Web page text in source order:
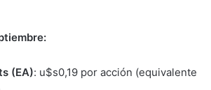
(EA): u$s0,19 por acción (equivalente